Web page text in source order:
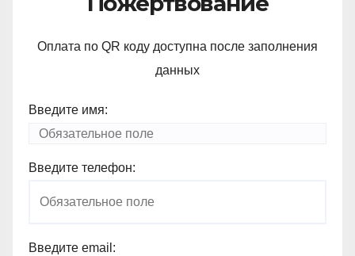
Оплата по QR коду доступна после заполнения
данных
Введите имя:
Введите телефон:
Введите email: